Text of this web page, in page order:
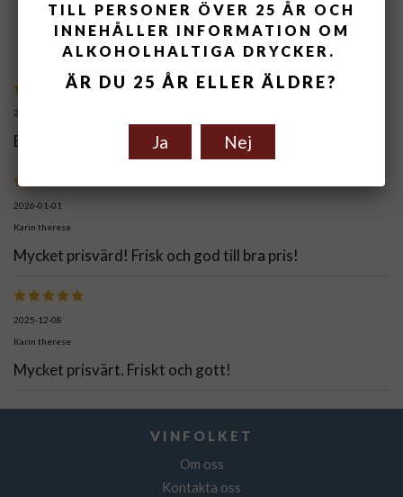
MEDELBETYG5 /5 BASERAT PÅ
ST RÖSTER.
2026-04-11
Bra vardagsbubbel.
2026-01-01
Karin therese
Mycket prisvärd! Frisk och god till bra pris!
2025-12-08
Karin therese
Mycket prisvärt. Friskt och gott!
VINFOLKET
Om oss
Kontakta oss
TILL PERSONER ÖVER 25 ÅR OCH
INNEHÅLLER INFORMATION OM
ALKOHOLHALTIGA DRYCKER.
ÄR DU 25 ÅR ELLER ÄLDRE?
Ja Nej